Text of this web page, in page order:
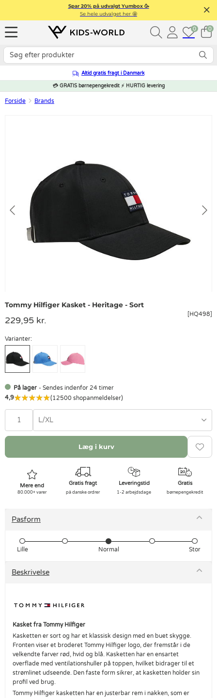
Spar 20% på udvalgt Yumbox 🥳
Se hele udvalget her 🤩
0 0
Altid gratis fragt i Danmark
💳 GRATIS børnepengekredit ⚡ HURTIG levering
Forside Brands
Tommy Hilfiger Kasket - Heritage - Sort
[HQ498]
229,95 kr.
Varianter:
På lager - Sendes indenfor 24 timer
4,9
(12500 shopanmeldelser)
L/XL
Læg i kurv
Mere end
80.000+ varer
Gratis fragt
på danske ordrer
Leveringstid
1-2 arbejdsdage
Gratis
børnepengekredit
Pasform
Lille Normal Stor
Beskrivelse
Kasket fra Tommy Hilfiger
Kasketten er sort og har et klassisk design med en buet skygge.
Fronten viser et broderet Tommy Hilfiger logo, der fremstår i de
velkendte farver rød, hvid og blå. Kasketten har en ensartet
overflade med ventilationshuller på toppen, hvilket bidrager til et
strømlinet udseende. Den faste form sikrer, at kasketten holder sin
profil ved brug.
Tommy Hilfiger kasketten har en justerbar rem i nakken, som er